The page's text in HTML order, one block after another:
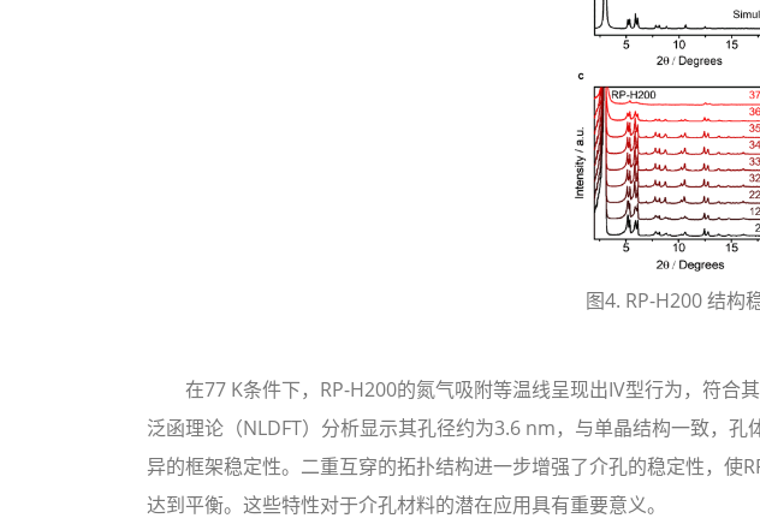
图4. RP-H200 结构
在77 K条件下，RP-H200的氮气吸附等温线呈现出IV型行为，符合
泛函理论（NLDFT）分析显示其孔径约为3.6 nm，与单晶结构一致，
异的框架稳定性。二重互穿的拓扑结构进一步增强了介孔的稳定性，
达到平衡。这些特性对于介孔材料的潜在应用具有重要意义。